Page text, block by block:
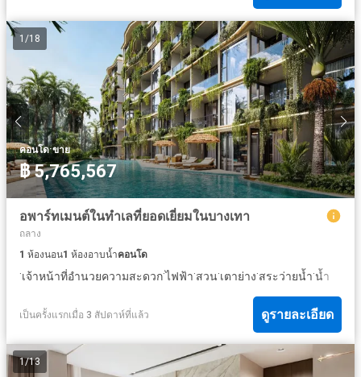
1 /18
คอนโด·ขาย
฿ 5,765,567
อพาร์ทเมนต์ในทำเลที่ยอดเยี่ยมในบางเทา
ถลาง
1 ห้องนอน1 ห้องอาบน้ำคอนโด
·เจ้าหน้าที่อำนวยความสะดวก·ไฟฟ้า·สวน·เตาย่าง·สระว่ายน้ำ·น้ำ
เป็นครั้งแรกเมื่อ 3 สัปดาห์ที่แล้ว ดูรายละเอียด
1/13